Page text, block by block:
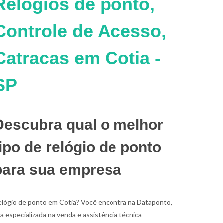
de ponto,
de Acesso,
em Cotia -
qual o melhor
de relógio de ponto
sua empresa
de ponto em Cotia? Você encontra na Dataponto,
especializada na venda e assistência técnica